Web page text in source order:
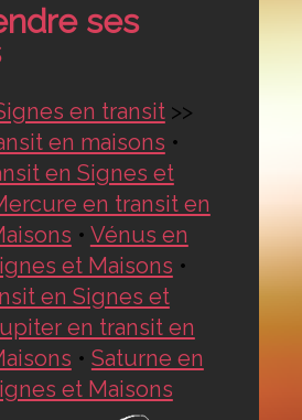
ses
en transit>>
en maisons •
en Signes et
en transit en
• Vénus en
et Maisons •
en Signes et
en transit en
• Saturne en
et Maisons